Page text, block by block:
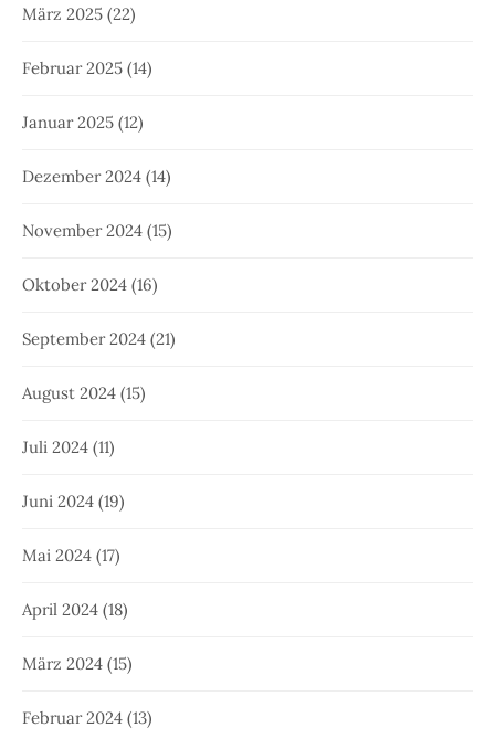
März 2025 (22)
Februar 2025 (14)
Januar 2025 (12)
Dezember 2024 (14)
November 2024 (15)
Oktober 2024 (16)
September 2024 (21)
August 2024 (15)
Juli 2024 (11)
Juni 2024 (19)
Mai 2024 (17)
April 2024 (18)
März 2024 (15)
Februar 2024 (13)